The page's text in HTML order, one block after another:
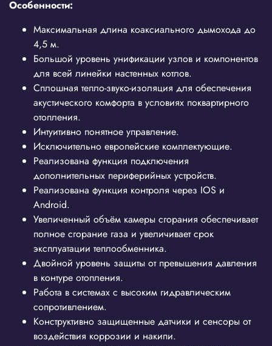
Особенности:
Максимальная длина коаксиального дымохода до
4,5 м.
Большой уровень унификации узлов и компонентов
для всей линейки настенных котлов.
Сплошная тепло-звуко-изоляция для обеспечения
акустического комфорта в условиях поквартирного
отопления.
Интуитивно понятное управление.
Исключительно европейские комплектующие.
Реализована функция подключения
дополнительных периферийных устройств.
Реализована функция контроля через IOS и
Android.
Увеличенный объём камеры сгорания обеспечивает
полное сгорание газа и увеличивает срок
эксплуатации теплообменника.
Двойной уровень защиты от превышения давления
в контуре отопления.
Работа в системах с высоким гидравлическим
сопротивлением.
Конструктивно защищенные датчики и сенсоры от
воздействия коррозии и накипи.